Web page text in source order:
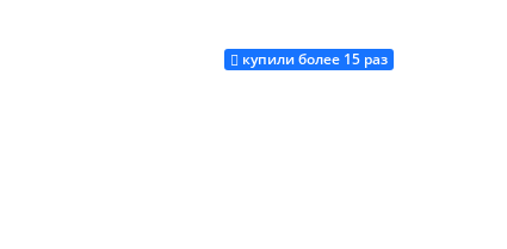
Купить
купили более 15 раз